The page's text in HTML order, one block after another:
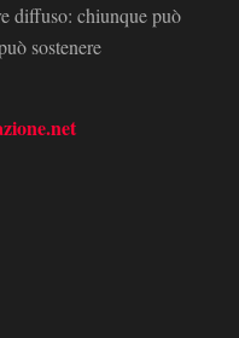
diffuso: chiunque può
sostenere